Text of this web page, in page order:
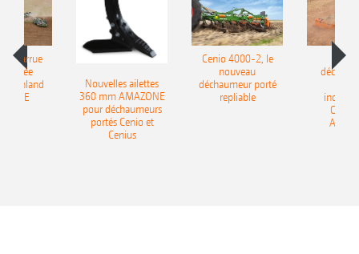
charrue
portée
Onland
Nouvelles ailettes
360 mm AMAZONE
pour déchaumeurs
portés Cenio et
Cenius
Cenio 4000-2, le
nouveau
déchaumeur porté
repliable